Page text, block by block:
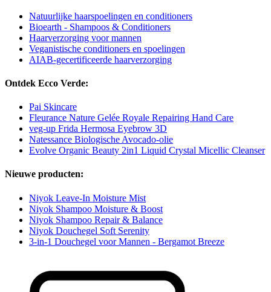
Natuurlijke haarspoelingen en conditioners
Bioearth - Shampoos & Conditioners
Haarverzorging voor mannen
Veganistische conditioners en spoelingen
AIAB-gecertificeerde haarverzorging
Ontdek Ecco Verde:
Pai Skincare
Fleurance Nature Gelée Royale Repairing Hand Care
veg-up Frida Hermosa Eyebrow 3D
Natessance Biologische Avocado-olie
Evolve Organic Beauty 2in1 Liquid Crystal Micellic Cleanser
Nieuwe producten:
Niyok Leave-In Moisture Mist
Niyok Shampoo Moisture & Boost
Niyok Shampoo Repair & Balance
Niyok Douchegel Soft Serenity
3-in-1 Douchegel voor Mannen - Bergamot Breeze